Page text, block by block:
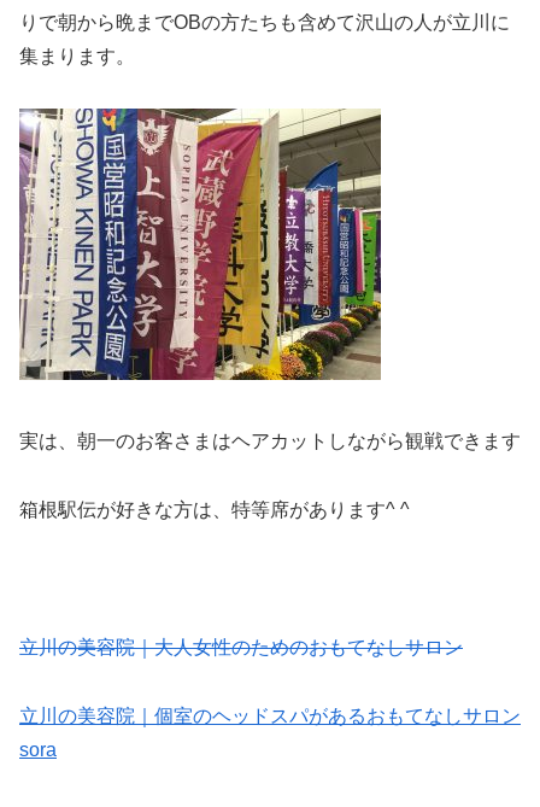
りで朝から晩までOBの方たちも含めて沢山の人が立川に
集まります。
実は、朝一のお客さまはヘアカットしながら観戦できます
箱根駅伝が好きな方は、特等席があります^ ^
立川の美容院｜大人女性のためのおもてなしサロン
立川の美容院｜個室のヘッドスパがあるおもてなしサロン
sora